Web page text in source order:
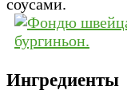
соусами.
Ингредиенты